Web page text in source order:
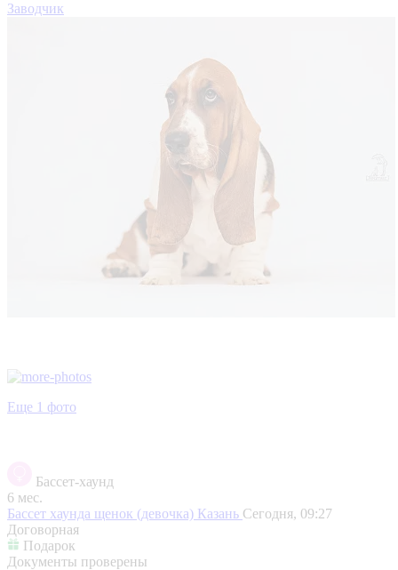
Заводчик
Еще 1 фото
Бассет-хаунд
6 мес.
Бассет хаунда щенок (девочка) Казань Сегодня, 09:27
Договорная
Подарок
Документы проверены